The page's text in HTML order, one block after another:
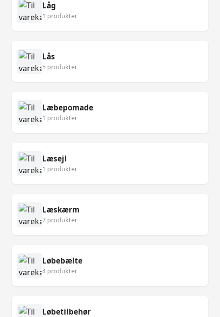
Låg
1 produkter
Lås
5 produkter
Læbepomade
1 produkter
Læsejl
1 produkter
Læskærm
7 produkter
Løbebælte
4 produkter
Løbetilbehør